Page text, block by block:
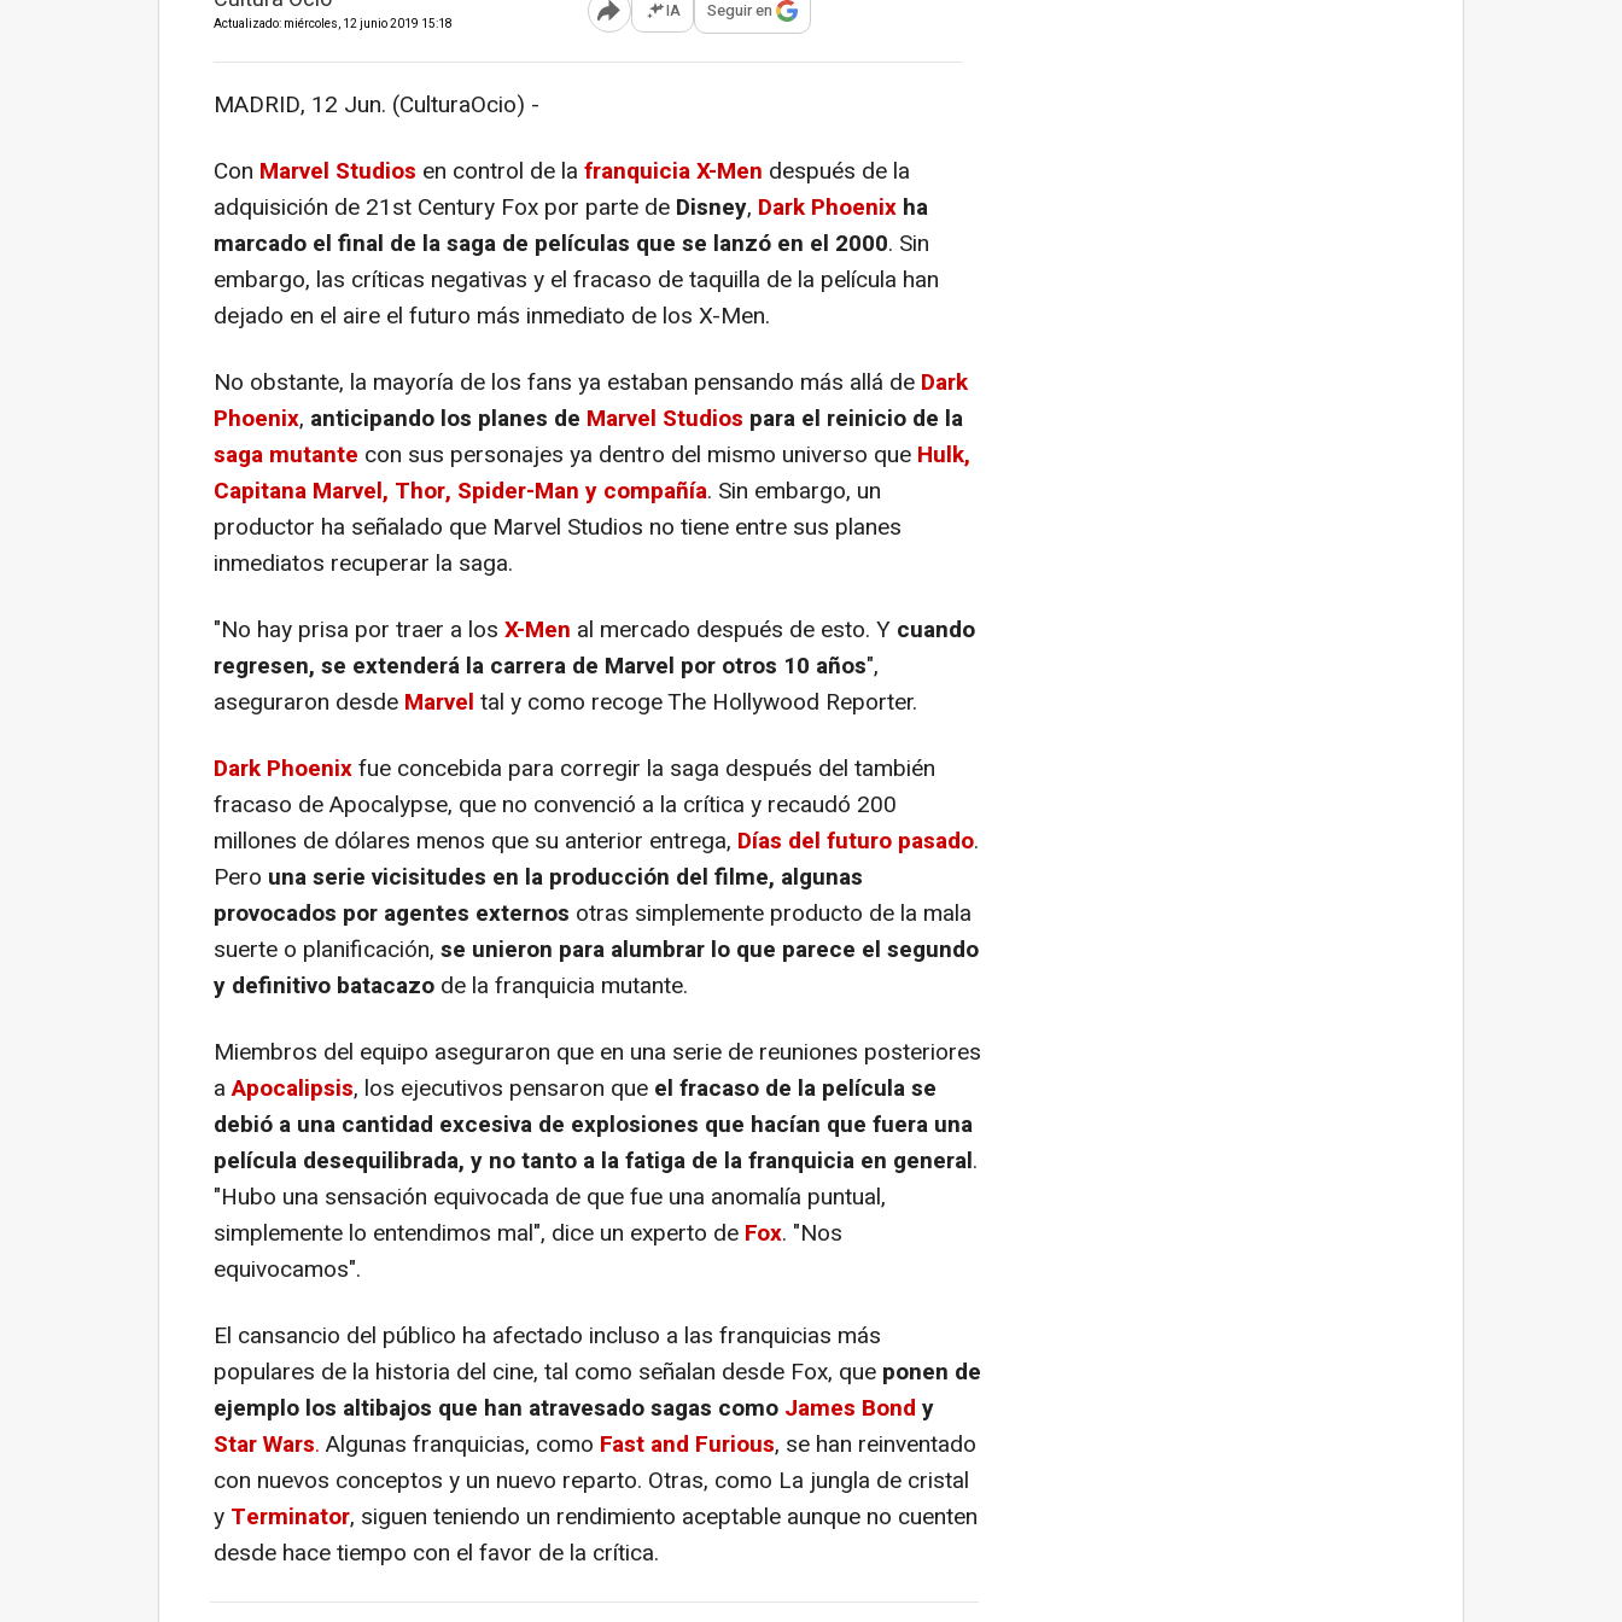
Actualizado: miércoles, 12 junio 2019 15:18 Abrir opciones para compartir
IA Seguir en
MADRID, 12 Jun. (CulturaOcio) -
Con Marvel Studios en control de la franquicia X-Men después de la
adquisición de 21st Century Fox por parte de Disney, Dark Phoenix ha
marcado el final de la saga de películas que se lanzó en el 2000. Sin
embargo, las críticas negativas y el fracaso de taquilla de la película han
dejado en el aire el futuro más inmediato de los X-Men.
No obstante, la mayoría de los fans ya estaban pensando más allá de Dark
Phoenix, anticipando los planes de Marvel Studios para el reinicio de la
saga mutante con sus personajes ya dentro del mismo universo que Hulk,
Capitana Marvel, Thor, Spider-Man y compañía. Sin embargo, un
productor ha señalado que Marvel Studios no tiene entre sus planes
inmediatos recuperar la saga.
"No hay prisa por traer a los X-Men al mercado después de esto. Y cuando
regresen, se extenderá la carrera de Marvel por otros 10 años",
aseguraron desde Marvel tal y como recoge The Hollywood Reporter.
Dark Phoenixfue concebida para corregir la saga después del también
fracaso de Apocalypse, que no convenció a la crítica y recaudó 200
millones de dólares menos que su anterior entrega, Días del futuro pasado.
Pero una serie vicisitudes en la producción del filme, algunas
provocados por agentes externos otras simplemente producto de la mala
suerte o planificación, se unieron para alumbrar lo que parece el segundo
y definitivo batacazo de la franquicia mutante.
Miembros del equipo aseguraron que en una serie de reuniones posteriores
aApocalipsis, los ejecutivos pensaron que el fracaso de la película se
debió a una cantidad excesiva de explosiones que hacían que fuera una
película desequilibrada, y no tanto a la fatiga de la franquicia en general.
"Hubo una sensación equivocada de que fue una anomalía puntual,
simplemente lo entendimos mal", dice un experto de Fox. "Nos
equivocamos".
El cansancio del público ha afectado incluso a las franquicias más
populares de la historia del cine, tal como señalan desde Fox, que ponen de
ejemplo los altibajos que han atravesado sagas como James Bond y
Star Wars. Algunas franquicias, como Fast and Furious, se han reinventado
con nuevos conceptos y un nuevo reparto. Otras, como La jungla de cristal
y Terminator, siguen teniendo un rendimiento aceptable aunque no cuenten
desde hace tiempo con el favor de la crítica.